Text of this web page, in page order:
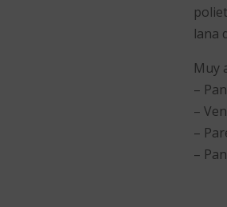
lana
Muy
–
–
–
–